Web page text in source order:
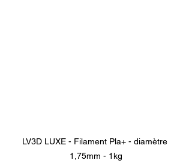
LV3D LUXE - Filament Pla+ - diamètre
1,75mm - 1kg